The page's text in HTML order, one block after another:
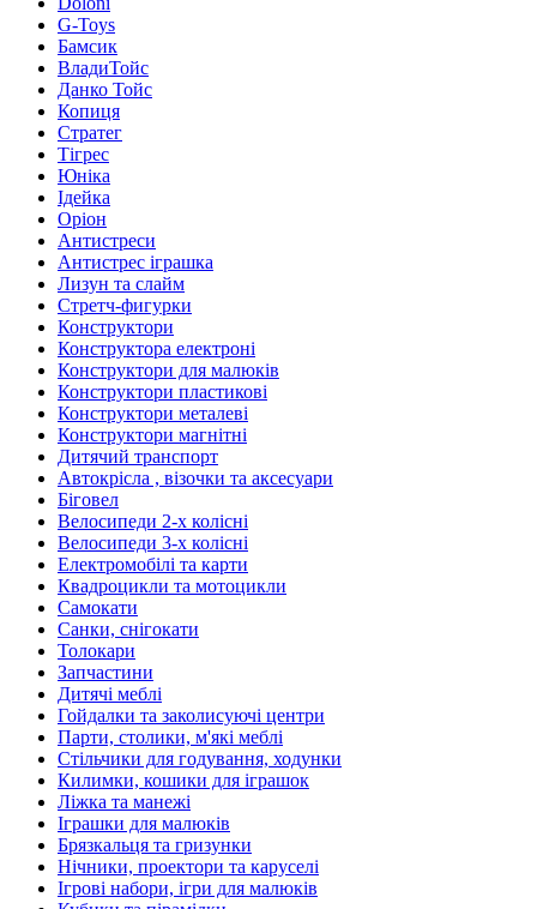
G-Toys
Бамсик
ВладиТойс
Данко Тойс
Копиця
Стратег
Тігрес
Юніка
Ідейка
Оріон
Антистреси
Антистрес іграшка
Лизун та слайм
Стретч-фигурки
Конструктори
Конструктора електроні
Конструктори для малюків
Конструктори пластикові
Конструктори металеві
Конструктори магнітні
Дитячий транспорт
Автокрісла , візочки та аксесуари
Біговел
Велосипеди 2-х колісні
Велосипеди 3-х колісні
Електромобілі та карти
Квадроцикли та мотоцикли
Самокати
Санки, снігокати
Толокари
Запчастини
Дитячі меблі
Гойдалки та заколисуючі центри
Парти, столики, м'які меблі
Стільчики для годування, ходунки
Килимки, кошики для іграшок
Ліжка та манежі
Іграшки для малюків
Брязкальця та гризунки
Нічники, проектори та каруселі
Ігрові набори, ігри для малюків